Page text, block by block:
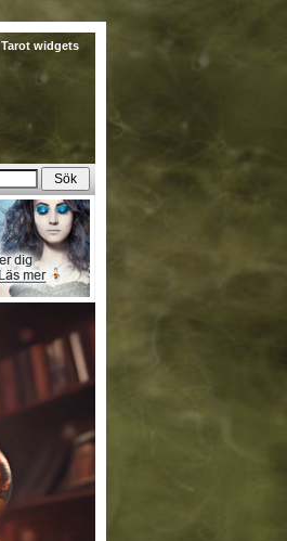
Tarot widgets